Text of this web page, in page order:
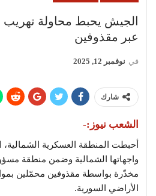
الجيش يحبط محاولة
عبر مقذوفين
في نوفمبر 12, 2025
شارك
الشعب نيوز:-
أحبطت المنطقة العسكرية الشمالية،
واجهاتها الشمالية وضمن منطقة
مخدّرة بواسطة مقذوفين محمّلين
الأراضي السورية.